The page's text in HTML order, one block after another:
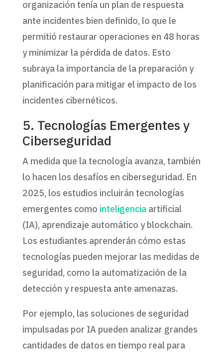
organización tenía un plan de respuesta
ante incidentes bien definido, lo que le
permitió restaurar operaciones en 48 horas
y minimizar la pérdida de datos. Esto
subraya la importancia de la preparación y
planificación para mitigar el impacto de los
incidentes cibernéticos.
5. Tecnologías Emergentes y
Ciberseguridad
A medida que la tecnología avanza, también
lo hacen los desafíos en ciberseguridad. En
2025, los estudios incluirán tecnologías
emergentes como inteligenciaartificial
(IA), aprendizaje automático y blockchain.
Los estudiantes aprenderán cómo estas
tecnologías pueden mejorar las medidas de
seguridad, como la automatización de la
detección y respuesta ante amenazas.
Por ejemplo, las soluciones de seguridad
impulsadas por IA pueden analizar grandes
cantidades de datos en tiempo real para